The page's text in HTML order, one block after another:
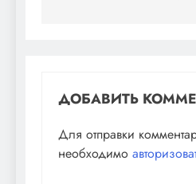
ДОБАВИТЬ
Для отправки
необходимо